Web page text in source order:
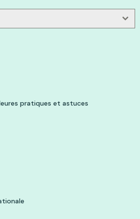
pratiques et astuces